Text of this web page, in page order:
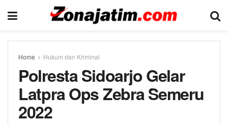
Home Hukum dan Kriminal
Polresta Sidoarjo Gelar
Latpra Ops Zebra Semeru
2022